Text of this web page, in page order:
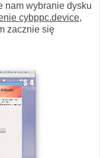
nam wybranie dysku
cybppc.device,
zacznie się